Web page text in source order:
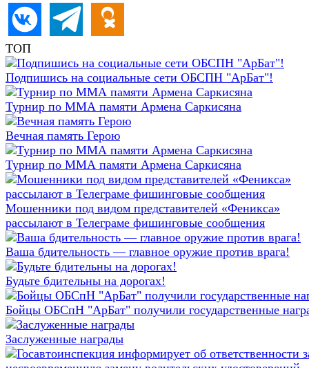
ТОП
Подпишись на социальные сети ОБСПН "АрБат"!
Турнир по ММА памяти Армена Саркисяна
Вечная память Герою
Турнир по ММА памяти Армена Саркисяна
Мошенники под видом представителей «Феникса»
рассылают в Телеграме фишинговые сообщения
Ваша бдительность — главное оружие против врага!
Будьте бдительны на дорогах!
Бойцы ОБСпН "АрБат" получили государственные
Заслуженные награды